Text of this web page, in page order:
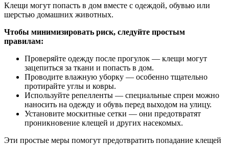
Клещи могут попасть в дом вместе с одеждой, обувью или
шерстью домашних животных.
Чтобы минимизировать риск, следуйте простым
правилам:
Проверяйте одежду после прогулок — клещи могут
зацепиться за ткани и попасть в дом.
Проводите влажную уборку — особенно тщательно
протирайте углы и ковры.
Используйте репелленты — специальные спреи можно
наносить на одежду и обувь перед выходом на улицу.
Установите москитные сетки — они предотвратят
проникновение клещей и других насекомых.
Эти простые меры помогут предотвратить попадание клещей